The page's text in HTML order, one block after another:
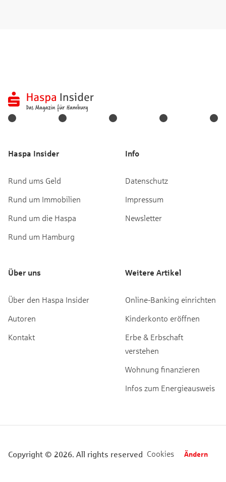
Haspa Insider
Rund ums Geld
Rund um Immobilien
Rund um die Haspa
Rund um Hamburg
Info
Datenschutz
Impressum
Newsletter
Über uns
Über den Haspa Insider
Autoren
Kontakt
Weitere Artikel
Online-Banking einrichten
Kinderkonto eröffnen
Erbe & Erbschaft
verstehen
Wohnung finanzieren
Infos zum Energieausweis
Copyright © 2026. All rights reserved Cookies Ändern